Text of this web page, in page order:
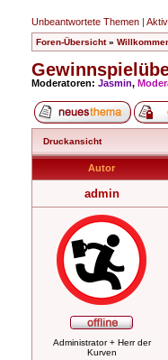
Unbeantwortete Themen |
Foren-Übersicht»
Moderatoren: Jasmin,
Druckansicht
Autor
admin
Administrator + Herr der
Kurven